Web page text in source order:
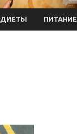
ДИЕТЫ ПИТАНИЕ